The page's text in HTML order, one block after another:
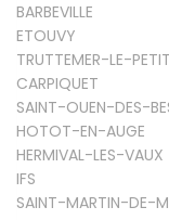
BARBEVILLE
ETOUVY
TRUTTEMER-LE-PETIT
CARPIQUET
SAINT-OUEN-DES-
HOTOT-EN-AUGE
HERMIVAL-LES-VAUX
IFS
SAINT-MARTIN-DE-